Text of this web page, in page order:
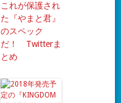
これが保護され
た『やまと君』
のスペック
だ！ Twitterま
とめ